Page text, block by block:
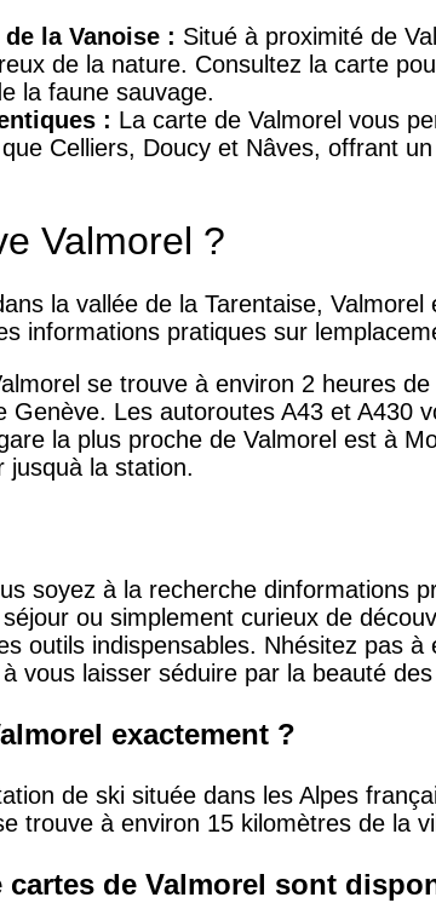
la Vanoise : Situé à proximité de
de la nature. Consultez la carte
la faune sauvage.
: La carte de Valmorel vous
Celliers, Doucy et Nâves, offrant
Valmorel ?
la vallée de la Tarentaise,
informations pratiques sur
se trouve à environ 2 heures
Genève. Les autoroutes A43 et A430
la plus proche de Valmorel est à
jusquà la station.
soyez à la recherche dinformations
ou simplement curieux de
outils indispensables. Nhésitez pas
vous laisser séduire par la beauté
exactement ?
de ski située dans les Alpes
trouve à environ 15 kilomètres de la
cartes de Valmorel sont